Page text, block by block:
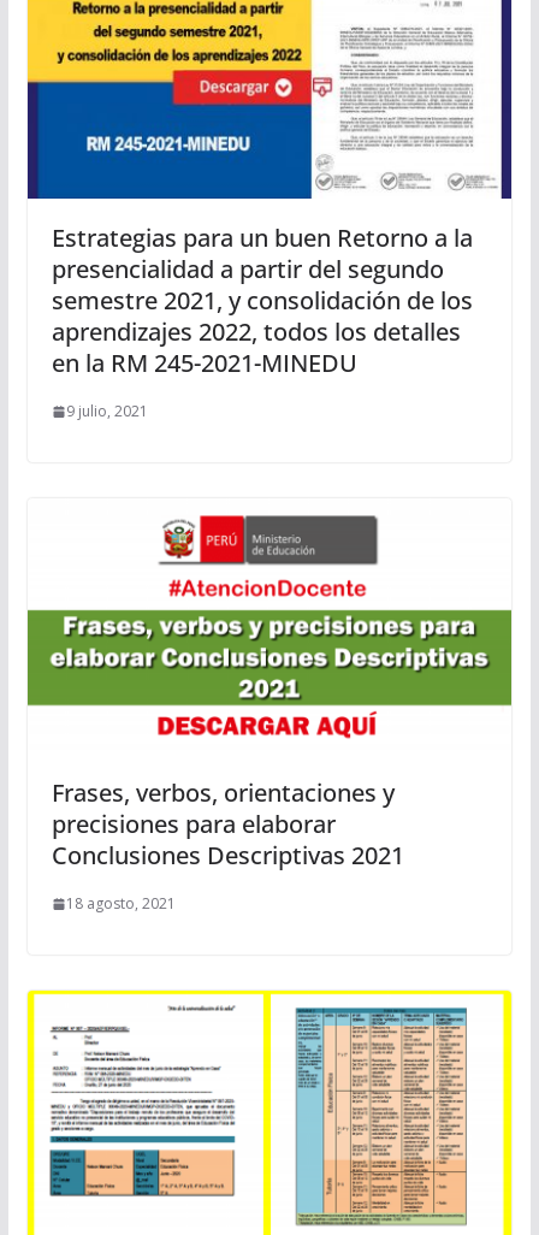
Estrategias para un buen Retorno a la
presencialidad a partir del segundo
semestre 2021, y consolidación de los
aprendizajes 2022, todos los detalles
en la RM 245-2021-MINEDU
9 julio, 2021
Frases, verbos, orientaciones y
precisiones para elaborar
Conclusiones Descriptivas 2021
18 agosto, 2021